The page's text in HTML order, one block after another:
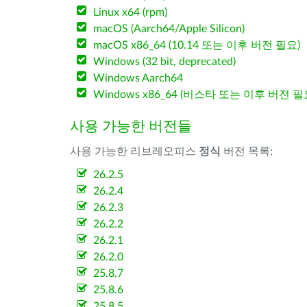
Linux x64 (rpm)
macOS (Aarch64/Apple Silicon)
macOS x86_64 (10.14 또는 이후 버전 필요)
Windows (32 bit, deprecated)
Windows Aarch64
Windows x86_64 (비스타 또는 이후 버전 필
사용 가능한 버전들
사용 가능한 리브레오피스 정식 버전 목록:
26.2.5
26.2.4
26.2.3
26.2.2
26.2.1
26.2.0
25.8.7
25.8.6